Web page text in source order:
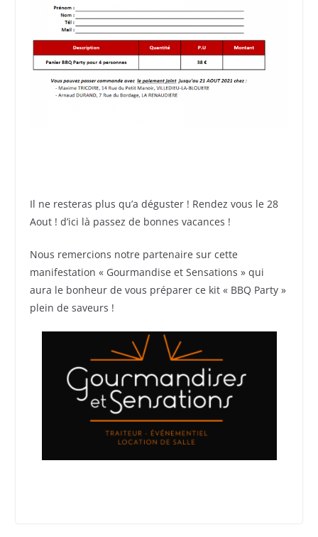
Il ne resteras plus qu’a déguster ! Rendez vous le 28
Aout ! d’ici là passez de bonnes vacances !
Nous remercions notre partenaire sur cette
manifestation « Gourmandise et Sensations » qui
aura le bonheur de vous préparer ce kit « BBQ Party »
plein de saveurs !